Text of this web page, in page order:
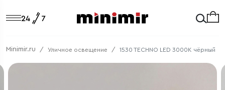
Minimir.ru Уличное освещение 1530 TECHNO LED 3000K чёрный